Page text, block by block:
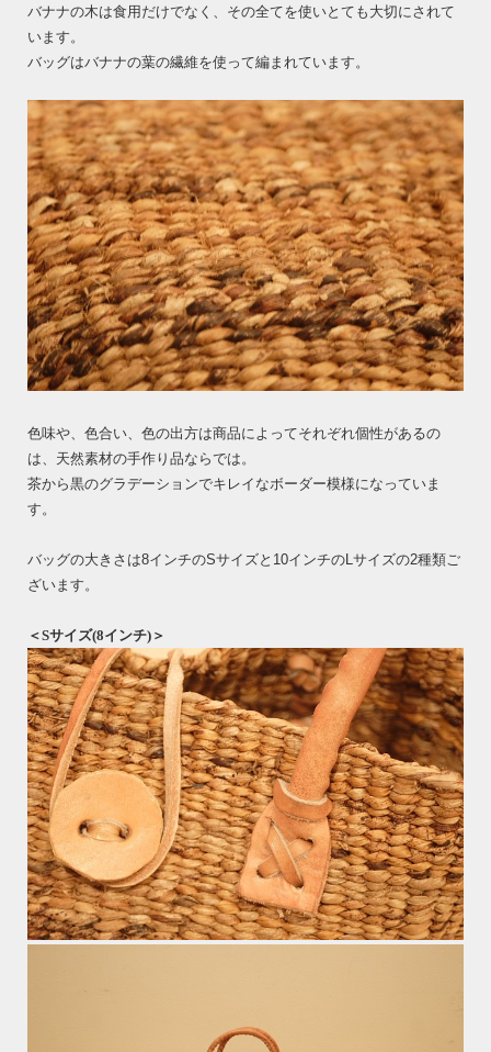
バナナの木は食用だけでなく、その全てを使いとても大切にされて
います。
バッグはバナナの葉の繊維を使って編まれています。
色味や、色合い、色の出方は商品によってそれぞれ個性があるの
は、天然素材の手作り品ならでは。
茶から黒のグラデーションでキレイなボーダー模様になっていま
す。
バッグの大きさは8インチのSサイズと10インチのLサイズの2種類ご
ざいます。
＜Sサイズ(8インチ)＞